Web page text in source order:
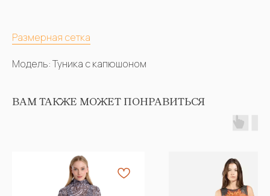
Размерная сетка
Модель: Туника с капюшоном
ВАМ ТАКЖЕ МОЖЕТ ПОНРАВИТЬСЯ